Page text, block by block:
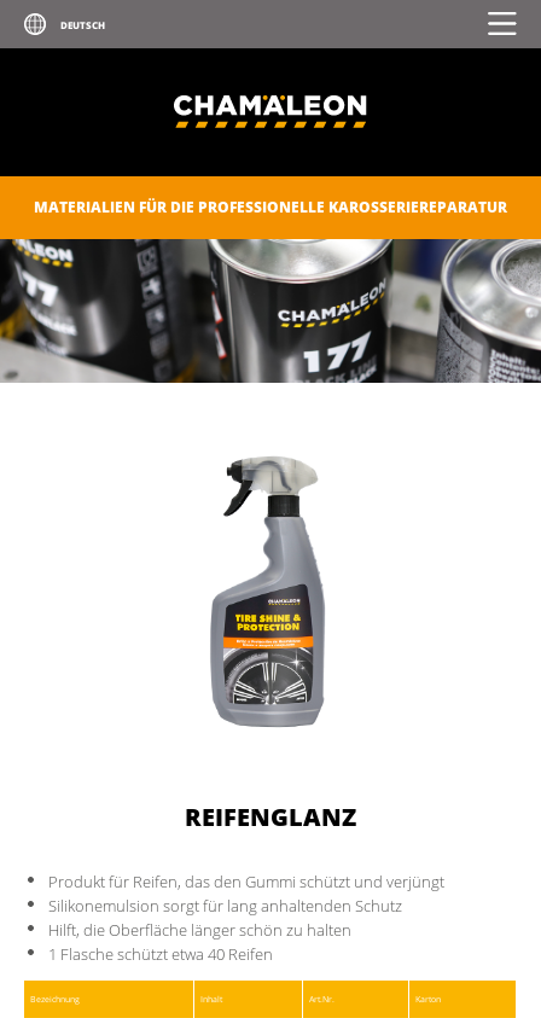
MATERIALIEN FÜR DIE PROFESSIONELLE KAROSSERIEREPARATUR
REIFENGLANZ
Produkt für Reifen, das den Gummi schützt und verjüngt
Silikonemulsion sorgt für lang anhaltenden Schutz
Hilft, die Oberfläche länger schön zu halten
1 Flasche schützt etwa 40 Reifen
Bezeichnung Inhalt Art.Nr. Karton